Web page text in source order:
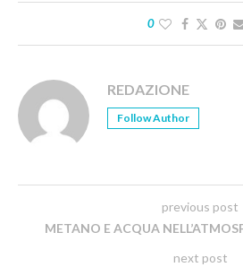
0
REDAZIONE
Follow Author
previous post
METANO E ACQUA
next post